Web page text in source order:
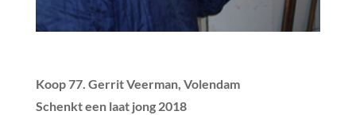
Koop 77. Gerrit Veerman, Volendam
Schenkt een laat jong 2018